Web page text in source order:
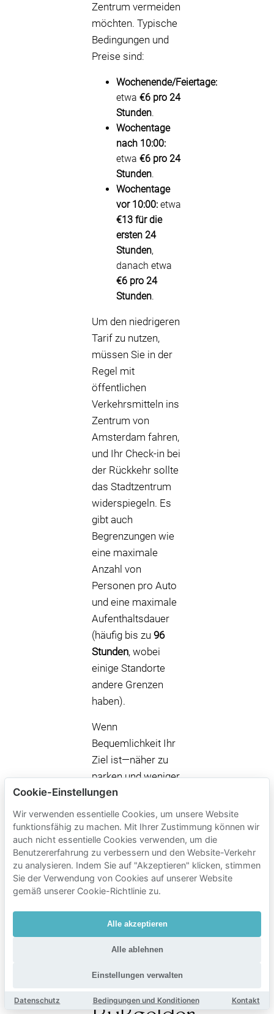
Zentrum vermeiden
möchten. Typische
Bedingungen und
Preise sind:
Wochenende/Feiertage:
etwa €6 pro 24
Stunden.
Wochentage
nach 10:00:
etwa €6 pro 24
Stunden.
Wochentage
vor 10:00: etwa
€13 für die
ersten 24
Stunden,
danach etwa
€6 pro 24
Stunden.
Um den niedrigeren
Tarif zu nutzen,
müssen Sie in der
Regel mit
öffentlichen
Verkehrsmitteln ins
Zentrum von
Amsterdam fahren,
und Ihr Check-in bei
der Rückkehr sollte
das Stadtzentrum
widerspiegeln. Es
gibt auch
Begrenzungen wie
eine maximale
Anzahl von
Personen pro Auto
und eine maximale
Aufenthaltsdauer
(häufig bis zu 96
Stunden, wobei
einige Standorte
andere Grenzen
haben).
Wenn
Bequemlichkeit Ihr
Ziel ist—näher zu
parken und weniger
Zeit mit Pendeln zu
verbringen—kann
die private
Parkplatzreservierung
bei Mobypark eine
einfachere
Alternative sein, um
auf die
Verfügbarkeit von
verzichten.
Cookie-Einstellungen
Wir verwenden essentielle Cookies, um unsere Website
funktionsfähig zu machen. Mit Ihrer Zustimmung können wir
auch nicht essentielle Cookies verwenden, um die
Benutzererfahrung zu verbessern und den Website-Verkehr
zu analysieren. Indem Sie auf "Akzeptieren" klicken, stimmen
Sie der Verwendung von Cookies auf unserer Website
gemäß unserer Cookie-Richtlinie zu.
Alle akzeptieren
Alle ablehnen
Einstellungen verwalten
Datenschutz Bedingungen und Konditionen Kontakt